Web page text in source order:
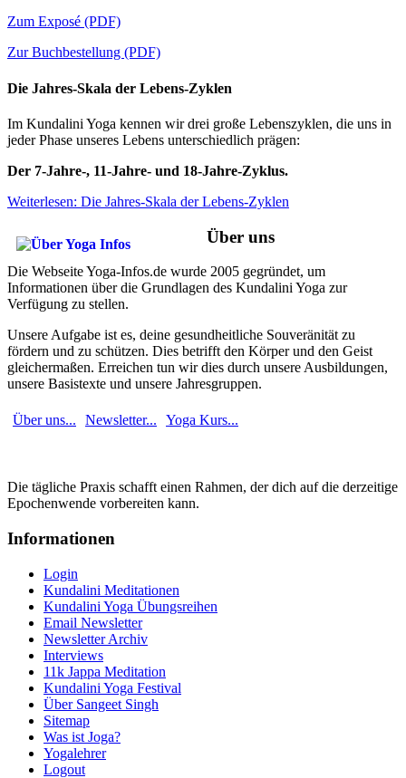
Zum Exposé (PDF)
Zur Buchbestellung (PDF)
Die Jahres-Skala der Lebens-Zyklen
Im Kundalini Yoga kennen wir drei große Lebenszyklen, die uns in
jeder Phase unseres Lebens unterschiedlich prägen:
Der 7-Jahre-, 11-Jahre- und 18-Jahre-Zyklus.
Weiterlesen: Die Jahres-Skala der Lebens-Zyklen
Über uns
Die Webseite Yoga-Infos.de wurde 2005 gegründet, um
Informationen über die Grundlagen des Kundalini Yoga zur
Verfügung zu stellen.
Unsere Aufgabe ist es, deine gesundheitliche Souveränität zu
fördern und zu schützen. Dies betrifft den Körper und den Geist
gleichermaßen. Erreichen tun wir dies durch unsere Ausbildungen,
unsere Basistexte und unsere Jahresgruppen.
Über uns... Newsletter... Yoga Kurs...
Die tägliche Praxis schafft einen Rahmen, der dich auf die derzeitige
Epochenwende vorbereiten kann.
Informationen
Login
Kundalini Meditationen
Kundalini Yoga Übungsreihen
Email Newsletter
Newsletter Archiv
Interviews
11k Jappa Meditation
Kundalini Yoga Festival
Über Sangeet Singh
Sitemap
Was ist Joga?
Yogalehrer
Logout